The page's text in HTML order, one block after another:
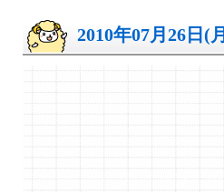
2010年07月26日(